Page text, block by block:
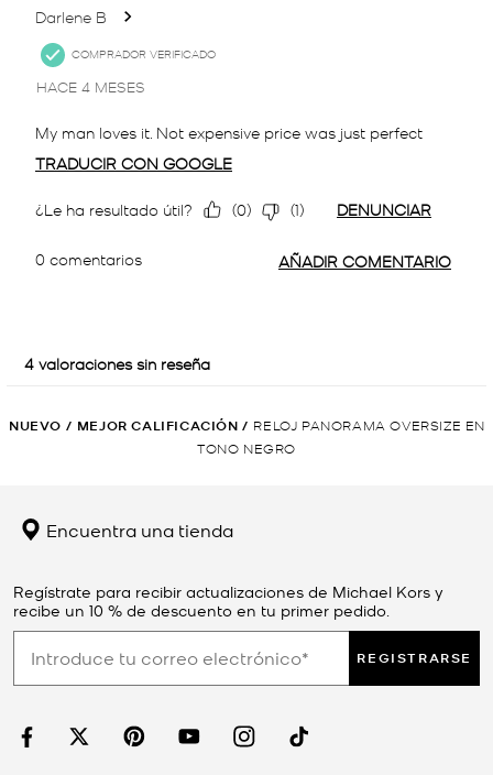
NUEVO / MEJOR CALIFICACIÓN / RELOJ PANORAMA OVERSIZE EN
TONO NEGRO
Encuentra una tienda
Regístrate para recibir actualizaciones de Michael Kors y
recibe un 10 % de descuento en tu primer pedido.
REGISTRARSE